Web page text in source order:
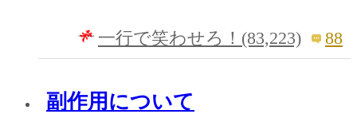
一行で笑わせろ！(83,223) 88
副作用について